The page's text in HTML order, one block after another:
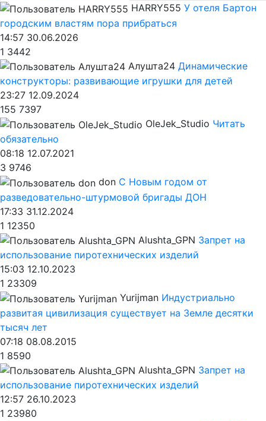
HARRY555 У отеля Бартон
городским властям пора прибраться
14:57 30.06.2026
1 3442
Алушта24 Динамические
конструкторы: развивающие игрушки для детей
23:27 12.09.2024
155 7397
OleJek_Studio Читать
обязательно
08:18 12.07.2021
3 9746
don С Новым годом от
разведовательно-штурмовой бригады ДОН
17:33 31.12.2024
1 12350
Alushta_GPN Запрет на
использование пиротехнических изделий
15:03 12.10.2023
1 23309
Yurijman Индустриально
развитая цивилизация существует на Земле десятки
тысяч лет
07:18 08.08.2015
1 8590
Alushta_GPN Запрет на
использование пиротехнических изделий
12:57 26.10.2023
1 23980